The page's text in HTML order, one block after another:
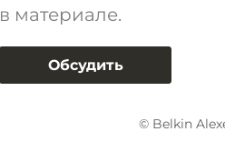
в материале.
Обсудить
© Belkin